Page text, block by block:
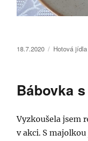
Publikováno:
18.7.2020 Rubriky:
Hotová
Bábovka
Vyzkoušela jsem
v akci. S